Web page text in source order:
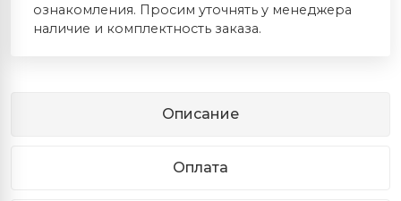
ознакомления. Просим уточнять у менеджера
наличие и комплектность заказа.
Описание
Оплата